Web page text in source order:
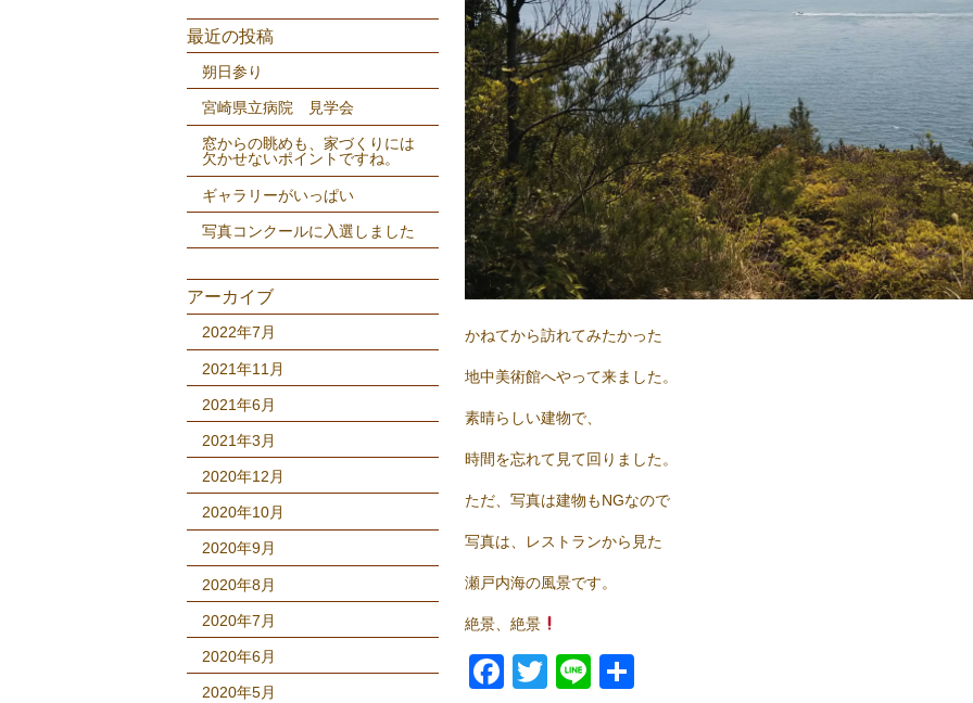
最近の投稿
朔日参り
宮崎県立病院 見学会
窓からの眺めも、家づくりには
欠かせないポイントですね。
ギャラリーがいっぱい
写真コンクールに入選しました
アーカイブ
2022年7月
2021年11月
2021年6月
2021年3月
2020年12月
2020年10月
2020年9月
2020年8月
2020年7月
2020年6月
2020年5月
かねてから訪れてみたかった
地中美術館へやって来ました。
素晴らしい建物で、
時間を忘れて見て回りました。
ただ、写真は建物もNGなので
写真は、レストランから見た
瀬戸内海の風景です。
絶景、絶景
Facebook
Twitter
Line